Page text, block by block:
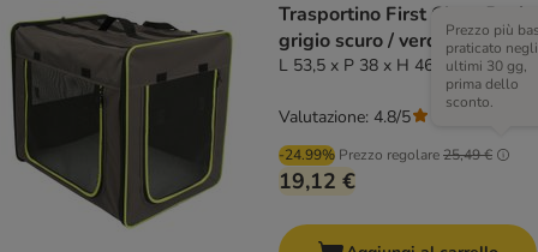
Trasportino First Class Basic
grigio scuro / verde fluo
L 53,5 x P 38 x H 46 cm
-24.99% Prezzo regolare25,49 €
Prezzo più
praticato negli
ultimi 30 gg,
prima dello
sconto.
19,12 €
Valutazione: 4.8/5